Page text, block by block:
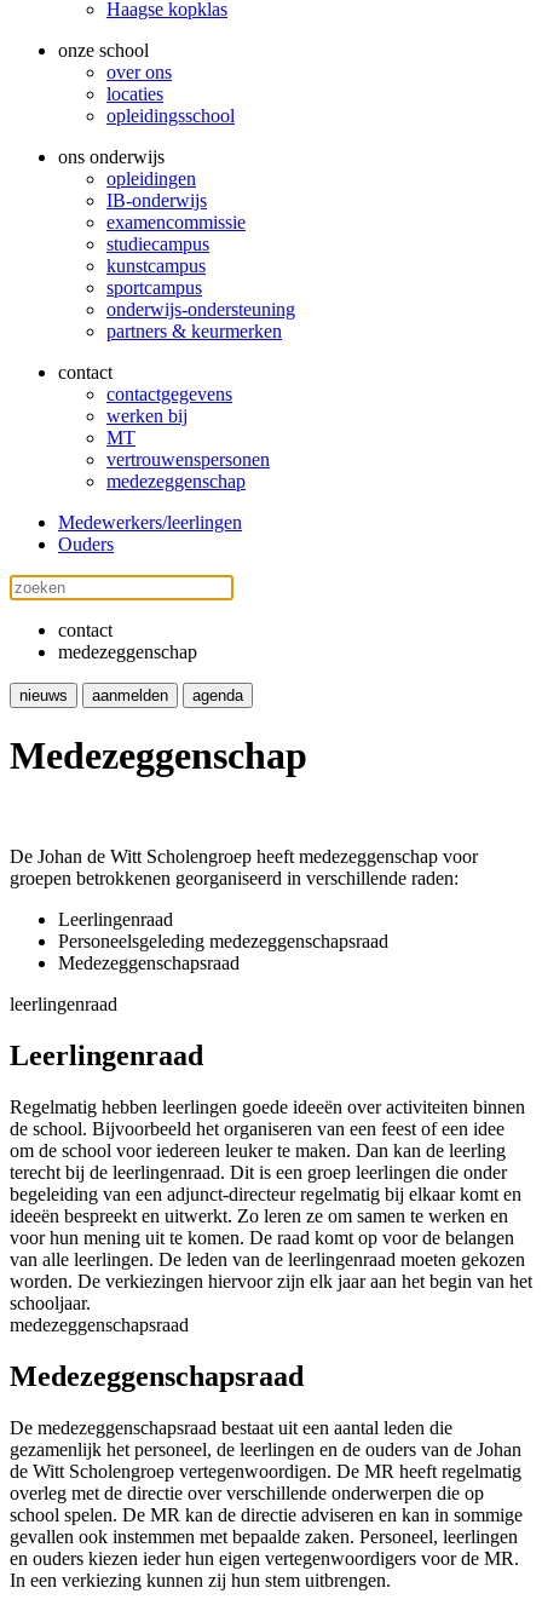
Haagse kopklas
onze school
over ons
locaties
opleidingsschool
ons onderwijs
opleidingen
IB-onderwijs
examencommissie
studiecampus
kunstcampus
sportcampus
onderwijs-ondersteuning
partners & keurmerken
contact
contactgegevens
werken bij
MT
vertrouwenspersonen
medezeggenschap
Medewerkers/leerlingen
Ouders
contact
medezeggenschap
nieuws aanmelden agenda
Medezeggenschap
De Johan de Witt Scholengroep heeft medezeggenschap voor
groepen betrokkenen georganiseerd in verschillende raden:
Leerlingenraad
Personeelsgeleding medezeggenschapsraad
Medezeggenschapsraad
leerlingenraad
Leerlingenraad
Regelmatig hebben leerlingen goede ideeën over activiteiten binnen
de school. Bijvoorbeeld het organiseren van een feest of een idee
om de school voor iedereen leuker te maken. Dan kan de leerling
terecht bij de leerlingenraad. Dit is een groep leerlingen die onder
begeleiding van een adjunct-directeur regelmatig bij elkaar komt en
ideeën bespreekt en uitwerkt. Zo leren ze om samen te werken en
voor hun mening uit te komen. De raad komt op voor de belangen
van alle leerlingen. De leden van de leerlingenraad moeten gekozen
worden. De verkiezingen hiervoor zijn elk jaar aan het begin van het
schooljaar.
medezeggenschapsraad
Medezeggenschapsraad
De medezeggenschapsraad bestaat uit een aantal leden die
gezamenlijk het personeel, de leerlingen en de ouders van de Johan
de Witt Scholengroep vertegenwoordigen. De MR heeft regelmatig
overleg met de directie over verschillende onderwerpen die op
school spelen. De MR kan de directie adviseren en kan in sommige
gevallen ook instemmen met bepaalde zaken. Personeel, leerlingen
en ouders kiezen ieder hun eigen vertegenwoordigers voor de MR.
In een verkiezing kunnen zij hun stem uitbrengen.